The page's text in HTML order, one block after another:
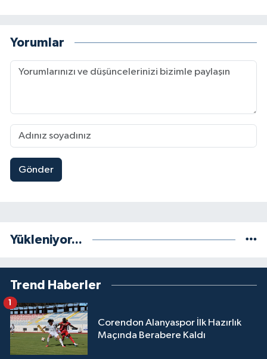
Yorumlar
Gönder
Yükleniyor...
Trend Haberler
Corendon Alanyaspor İlk Hazırlık
Maçında Berabere Kaldı
1